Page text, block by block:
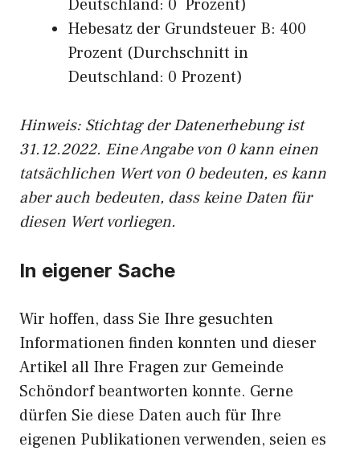
Deutschland: 0 Prozent)
Hebesatz der Grundsteuer B: 400
Prozent (Durchschnitt in
Deutschland: 0 Prozent)
Hinweis: Stichtag der Datenerhebung ist
31.12.2022. Eine Angabe von 0 kann einen
tatsächlichen Wert von 0 bedeuten, es kann
aber auch bedeuten, dass keine Daten für
diesen Wert vorliegen.
In eigener Sache
Wir hoffen, dass Sie Ihre gesuchten
Informationen finden konnten und dieser
Artikel all Ihre Fragen zur Gemeinde
Schöndorf beantworten konnte. Gerne
dürfen Sie diese Daten auch für Ihre
eigenen Publikationen verwenden, seien es